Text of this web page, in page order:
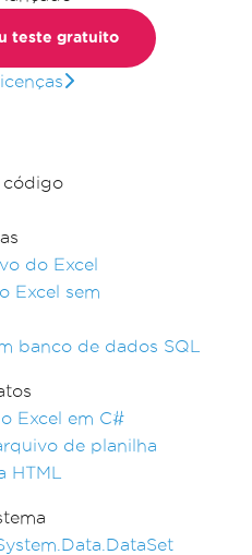
código
do Excel
Excel sem
banco de dados SQL
Excel em C#
de planilha
HTML
teste gratuito